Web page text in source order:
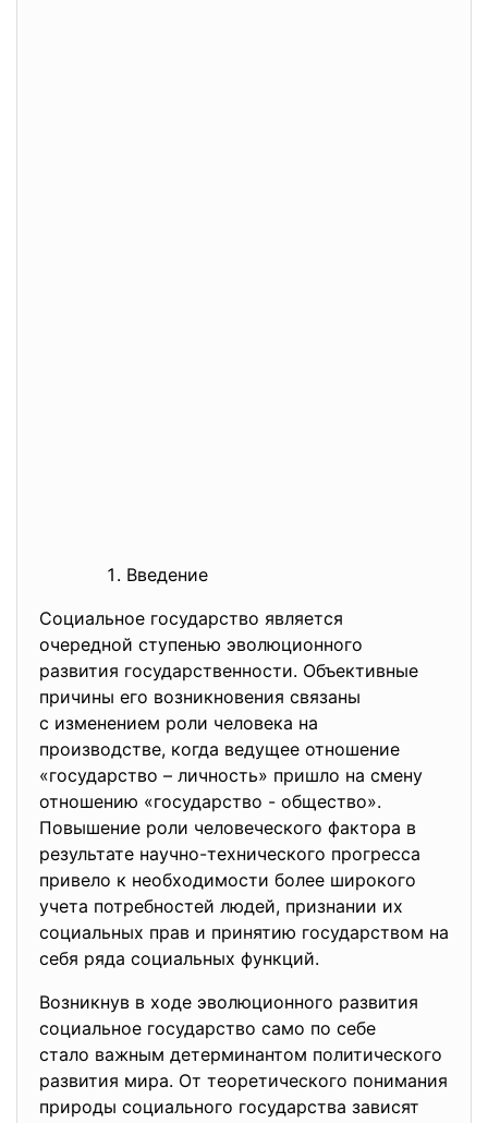
Введение
Социальное государство является
очередной ступенью эволюционного
развития государственности. Объективные
причины его возникновения связаны
с изменением роли человека на
производстве, когда ведущее отношение
«государство – личность» пришло на смену
отношению «государство - общество».
Повышение роли человеческого фактора в
результате научно-технического прогресса
привело к необходимости более широкого
учета потребностей людей, признании их
социальных прав и принятию государством на
себя ряда социальных функций.
Возникнув в ходе эволюционного развития
социальное государство само по себе
стало важным детерминантом политического
развития мира. От теоретического понимания
природы социального государства зависят